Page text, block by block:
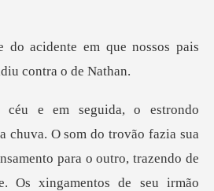
em que nossos pais
para o outro, trazendo de
Os xingamentos de seu irmão